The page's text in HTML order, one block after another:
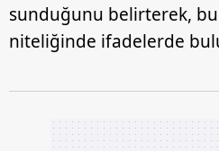
sunduğunu belirterek,
niteliğinde ifadelerde